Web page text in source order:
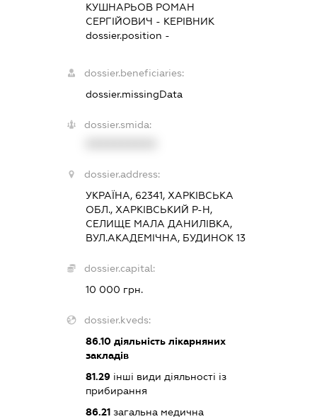
КУШНАРЬОВ РОМАН
СЕРГІЙОВИЧ - КЕРІВНИК
dossier.position -
dossier.beneficiaries:
dossier.missingData
dossier.smida:
dossier.address:
УКРАЇНА, 62341, ХАРКІВСЬКА
ОБЛ., ХАРКІВСЬКИЙ Р-Н,
СЕЛИЩЕ МАЛА ДАНИЛІВКА,
ВУЛ.АКАДЕМІЧНА, БУДИНОК 13
dossier.capital:
10 000 грн.
dossier.kveds:
86.10діяльність лікарняних
закладів
81.29інші види діяльності із
прибирання
86.21загальна медична